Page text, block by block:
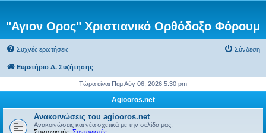
"Αγιον Ορος" Χριστιανικό Ορθόδοξο Φόρουμ
Συχνές ερωτήσεις Σύνδεση
Ευρετήριο Δ. Συζήτησης
Τώρα είναι Πέμ Αύγ 06, 2026 5:30 pm
Agiooros.net
Ανακοινώσεις του agiooros.net
Ανακοινώσεις και νέα σχετικά με την σελίδα μας.